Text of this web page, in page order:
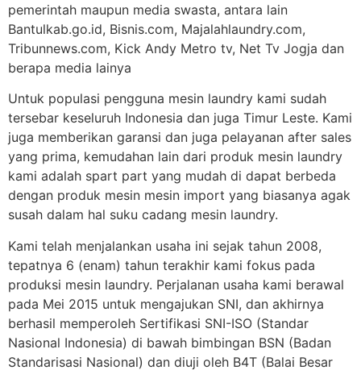
pemerintah maupun media swasta, antara lain
Bantulkab.go.id, Bisnis.com, Majalahlaundry.com,
Tribunnews.com, Kick Andy Metro tv, Net Tv Jogja dan
berapa media lainya
Untuk populasi pengguna mesin laundry kami sudah
tersebar keseluruh Indonesia dan juga Timur Leste. Kami
juga memberikan garansi dan juga pelayanan after sales
yang prima, kemudahan lain dari produk mesin laundry
kami adalah spart part yang mudah di dapat berbeda
dengan produk mesin mesin import yang biasanya agak
susah dalam hal suku cadang mesin laundry.
Kami telah menjalankan usaha ini sejak tahun 2008,
tepatnya 6 (enam) tahun terakhir kami fokus pada
produksi mesin laundry. Perjalanan usaha kami berawal
pada Mei 2015 untuk mengajukan SNI, dan akhirnya
berhasil memperoleh Sertifikasi SNI-ISO (Standar
Nasional Indonesia) di bawah bimbingan BSN (Badan
Standarisasi Nasional) dan diuji oleh B4T (Balai Besar